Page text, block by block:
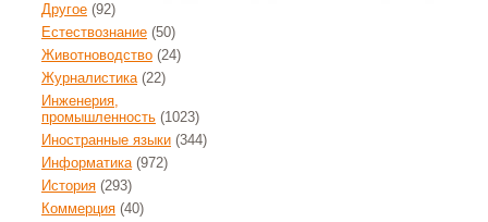
Другое (92)
Естествознание (50)
Животноводство (24)
Журналистика(22)
Инженерия,
промышленность (1023)
Иностранные языки (344)
Информатика(972)
История (293)
Коммерция (40)